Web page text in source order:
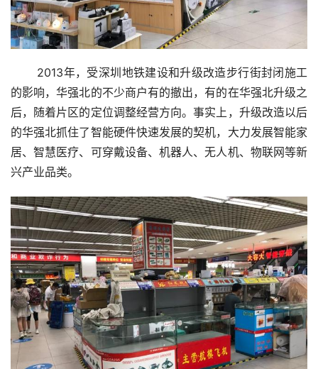
的影响，华强北的不少商户有的撤出，有的在华强北升级之
后，随着片区的定位调整经营方向。事实上，升级改造以后
的华强北抓住了智能硬件快速发展的契机，大力发展智能家
居、智慧医疗、可穿戴设备、机器人、无人机、物联网等新
兴产业品类。